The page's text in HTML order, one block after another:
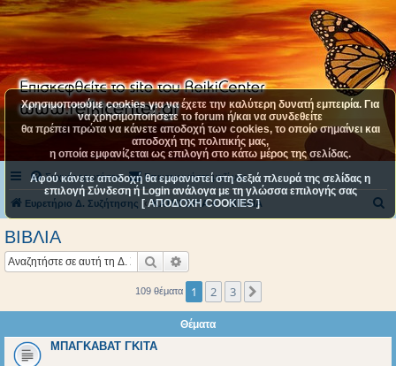
Συχνές ερωτήσεις Επικοινωνήστε μαζί μας
Ευρετήριο Δ. Συζήτησης ΚΑΤΗΓΟΡΙΑ 4 ΒΙΒΛΙΑ
ΒΙΒΛΙΑ
Αναζήτηση
109 θέματα 1 2 3
Θέματα
ΜΠΑΓΚΑΒΑΤ ΓΚΙΤΑ
Χρησιμοποιούμε cookies για να έχετε την καλύτερη δυνατή εμπειρία. Για
να χρησιμοποιήσετε το forum ή/και να συνδεθείτε
θα πρέπει πρώτα να κάνετε αποδοχή των cookies, το οποίο σημαίνει και
αποδοχή της πολιτικής μας,
η οποία εμφανίζεται ως επιλογή στο κάτω μέρος της σελίδας.
Αφού κάνετε αποδοχή θα εμφανιστεί στη δεξιά πλευρά της σελίδας η
επιλογή Σύνδεση ή Login ανάλογα με τη γλώσσα επιλογής σας
[ ΑΠΟΔΟΧΗ COOKIES ]